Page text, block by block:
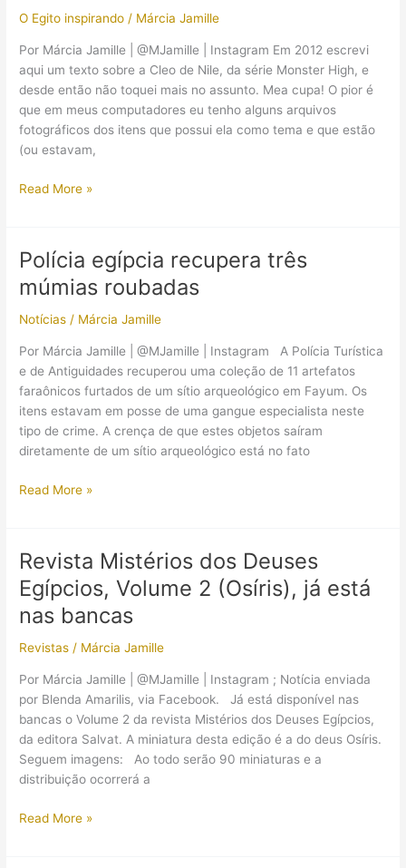
18
e
19
de
abril
O Egito inspirando / Márcia Jamille
Por Márcia Jamille | @MJamille | Instagram Em 2012 escrevi
aqui um texto sobre a Cleo de Nile, da série Monster High, e
desde então não toquei mais no assunto. Mea cupa! O pior é
que em meus computadores eu tenho alguns arquivos
fotográficos dos itens que possui ela como tema e que estão
(ou estavam,
(Egiptomania)
Cleo
de
Read More »
Polícia egípcia recupera três
múmias roubadas
Notícias / Márcia Jamille
Por Márcia Jamille | @MJamille | Instagram A Polícia Turística
e de Antiguidades recuperou uma coleção de 11 artefatos
faraônicos furtados de um sítio arqueológico em Fayum. Os
itens estavam em posse de uma gangue especialista neste
tipo de crime. A crença de que estes objetos saíram
diretamente de um sítio arqueológico está no fato
Polícia
múmias
roubadas
Read More »
Revista Mistérios dos Deuses
Egípcios, Volume 2 (Osíris), já está
nas bancas
Revistas / Márcia Jamille
Por Márcia Jamille | @MJamille | Instagram ; Notícia enviada
por Blenda Amarilis, via Facebook. Já está disponível nas
bancas o Volume 2 da revista Mistérios dos Deuses Egípcios,
da editora Salvat. A miniatura desta edição é a do deus Osíris.
Seguem imagens: Ao todo serão 90 miniaturas e a
distribuição ocorrerá a
Revista
Read More »